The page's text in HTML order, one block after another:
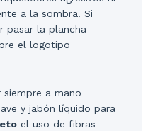
a la sombra. Si
pasar la plancha
el logotipo
siempre a mano
y jabón líquido para
el uso de fibras